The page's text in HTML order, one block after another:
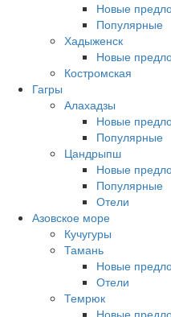
Новые
Популярные
Хадыженск
Новые
Костромская
Гагры
Алахадзы
Новые
Популярные
Цандрыпш
Новые
Популярные
Отели
Азовское море
Кучугуры
Тамань
Новые
Отели
Темрюк
Новые